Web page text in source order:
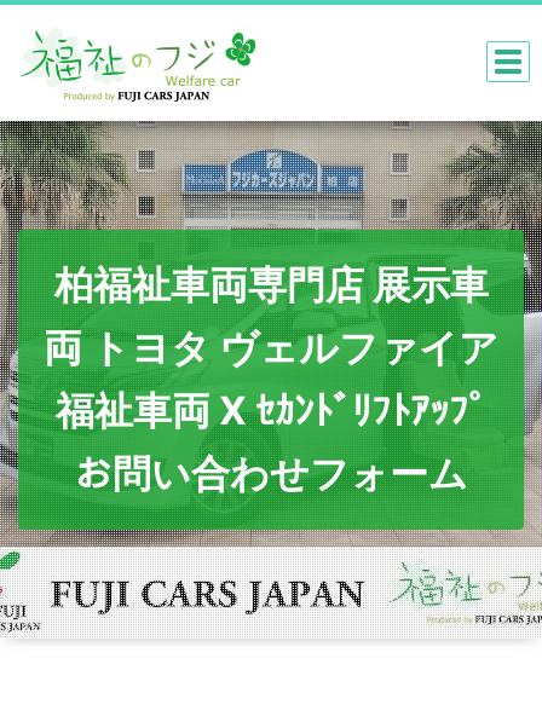
柏福祉車両専門店 展示車
両 トヨタ ヴェルファイア
福祉車両 X ｾｶﾝﾄﾞﾘﾌﾄｱｯﾌﾟ
お問い合わせフォーム